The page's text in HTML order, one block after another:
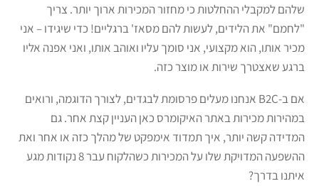
שלהם למקבלי ההחלטות כי מחזור המכירות ארוך יותר. צריך
"לחמם" את הלידים, לעשות להם מסאז' ברגליים! כדי שיגידו – אני
מכיר אותו, הוא מקצועי, אני סומך עליו ואוהב אותו, ואני אפנה אליו
ברגע שאצטרך שירות או מוצר כזה.
אם ב-B2C אנחנו מעלים פרסומת לבגדים, לצורך הדוגמה, ורואים
במהירות מכירות באתר האיקומרס כאן העניין קצת אחר. גם
המדידה קשה יותר, איך תמדוד אימפקט של מהלך כזה או אחר ואת
ההשפעה המדויקת שלו על המכירות כשהלקוח עבר 8 נקודות מגע
איתנו בדרך?